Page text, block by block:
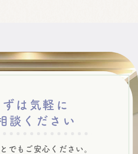
ずは気軽に
談ください
でもご安心ください。